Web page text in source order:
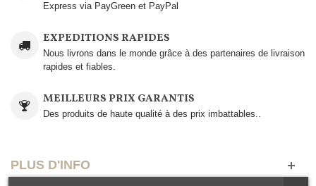
Express via PayGreen et PayPal
EXPEDITIONS RAPIDES
Nous livrons dans le monde grâce à des partenaires de livraison
rapides et fiables.
MEILLEURS PRIX GARANTIS
Des produits de haute qualité à des prix imbattables..
PLUS D'INFO